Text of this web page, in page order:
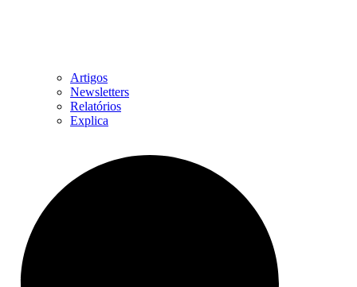
Artigos
Newsletters
Relatórios
Explica